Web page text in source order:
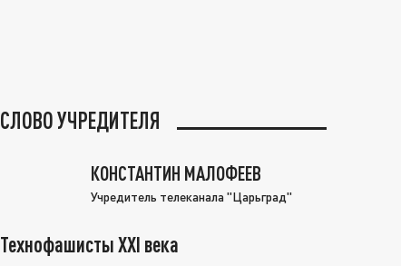
СЛОВО УЧРЕДИТЕЛЯ
КОНСТАНТИН МАЛОФЕЕВ
Учредитель телеканала "Царьград"
Технофашисты XXI века